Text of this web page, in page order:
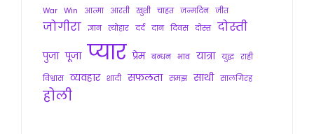
War Win आत्मा आरती खुशी चाहत जन्मदिन जीत
जोगीरा ज्ञान त्योहार दर्द दान दिवस दोस्त दोस्ती
पुजा पूजा प्यार प्रेम बन्धन भाव यात्रा युद्ध राही
विश्वास व्यवहार शादी सफलता समझ साथी सालगिरह
होली